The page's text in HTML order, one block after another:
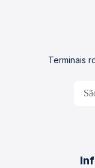
Terminais